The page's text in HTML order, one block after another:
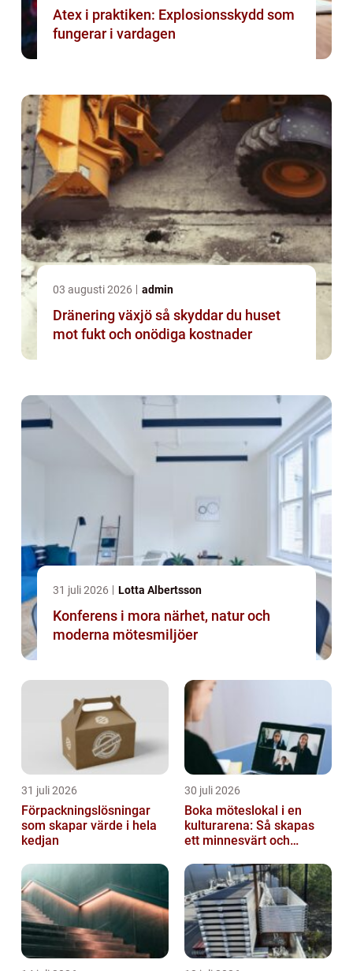
Atex i praktiken: Explosionsskydd som
fungerar i vardagen
03 augusti 2026 admin
Dränering växjö så skyddar du huset
mot fukt och onödiga kostnader
31 juli 2026 Lotta Albertsson
Konferens i mora närhet, natur och
moderna mötesmiljöer
31 juli 2026
Förpackningslösningar
som skapar värde i hela
kedjan
30 juli 2026
Boka möteslokal i en
kulturarena: Så skapas
ett minnesvärt och